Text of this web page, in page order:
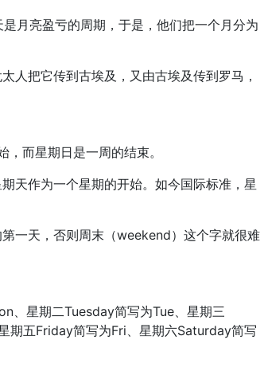
月亮盈亏的周期，于是，他们把一个月分为
人把它传到古埃及，又由古埃及传到罗马，
而星期日是一周的结束。
天作为一个星期的开始。如今国际标准，星
一天，否则周末（weekend）这个字就很难
、星期二Tuesday简写为Tue、星期三
期五Friday简写为Fri、星期六Saturday简写